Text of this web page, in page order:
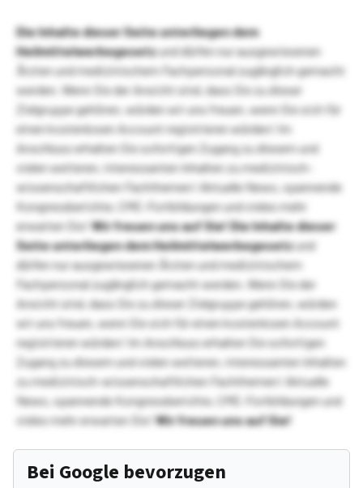
Die Inhalte dieser Seite unterliegen dem
Heilmittelwerbegesetzund dürfen nur ausgewiesenen
Ärzten und medizinischem Fachpersonal zugänglich gemacht
werden. Wenn Sie der Ansicht sind, dass Sie zu dieser
Zielgruppe gehören, würden wir uns freuen, wenn Sie sich für
einen kostenlosen Account registrieren würden! Im
Anschluss erhalten Sie sofortigen Zugang zu diesem und
vielen weiteren, interessanten Inhalten zu medizinisch-
wissenschaftlichen Fachthemen! Aktuelle News, spannende
Kongressberichte, CME-Fortbildungen und vieles mehr
erwarten Sie!Wir freuen uns auf Sie!Die Inhalte dieser
Seite unterliegen dem Heilmittelwerbegesetzund
dürfen nur ausgewiesenen Ärzten und medizinischem
Fachpersonal zugänglich gemacht werden. Wenn Sie der
Ansicht sind, dass Sie zu dieser Zielgruppe gehören, würden
wir uns freuen, wenn Sie sich für einen kostenlosen Account
registrieren würden! Im Anschluss erhalten Sie sofortigen
Zugang zu diesem und vielen weiteren, interessanten Inhalten
zu medizinisch-wissenschaftlichen Fachthemen! Aktuelle
News, spannende Kongressberichte, CME-Fortbildungen und
vieles mehr erwarten Sie!Wir freuen uns auf Sie!
Bei Google bevorzugen